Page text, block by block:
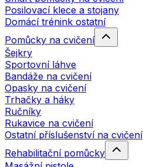
Posilovací klece a stojany
Domácí trénink ostatní
Pomůcky na cvičení
Šejkry
Sportovní láhve
Bandáže na cvičení
Opasky na cvičení
Trhačky a háky
Ručníky
Rukavice na cvičení
Ostatní příslušenství na cvičení
Rehabilitační pomůcky